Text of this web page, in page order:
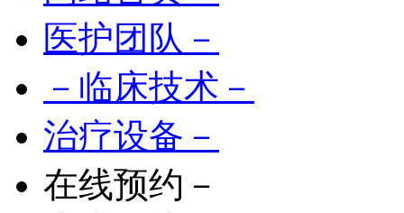
医护团队－
－临床技术－
治疗设备－
在线预约－